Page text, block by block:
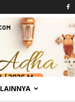
LAINNYA